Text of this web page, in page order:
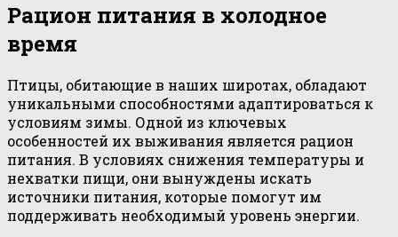
Рацион питания в холодное
время
Птицы, обитающие в наших широтах, обладают
уникальными способностями адаптироваться к
условиям зимы. Одной из ключевых
особенностей их выживания является рацион
питания. В условиях снижения температуры и
нехватки пищи, они вынуждены искать
источники питания, которые помогут им
поддерживать необходимый уровень энергии.